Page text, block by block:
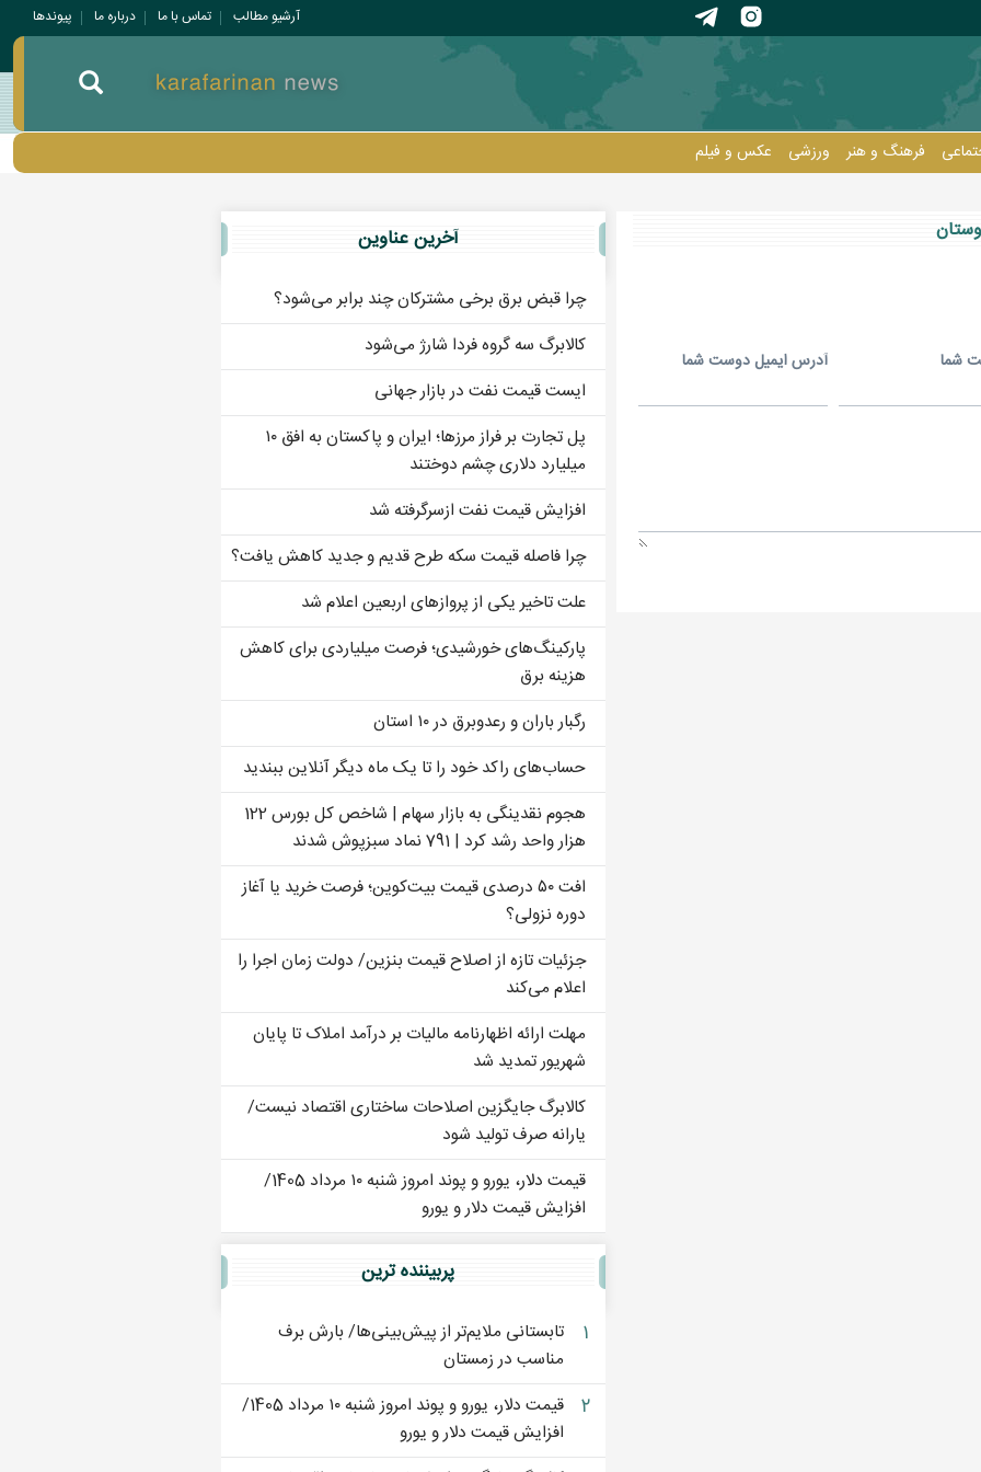
آرشیو مطالب تماس با ما درباره ما پيوندها
فرهنگ و هنر ورزشی عکس و فيلم
شما آدرس ايميل دوست شما
آخرين عناوين
چرا قبض برق برخی مشترکان چند برابر می‌شود؟
کالابرگ سه گروه فردا شارژ می‌شود
ایست قیمت نفت در بازار جهانی
پل تجارت بر فراز مرزها؛ ایران و پاکستان به افق ۱۰
میلیارد دلاری چشم دوختند
افزایش قیمت نفت ازسرگرفته شد
چرا فاصله قیمت سکه طرح قدیم و جدید کاهش یافت؟
علت تاخیر یکی از پروازهای اربعین اعلام شد
پارکینگ‌های خورشیدی؛ فرصت میلیاردی برای کاهش
هزینه برق
رگبار باران و رعدوبرق در ۱۰ استان
حساب‌های راکد خود را تا یک ماه دیگر آنلاین ببندید
هجوم نقدینگی به بازار سهام | شاخص کل بورس 122
هزار واحد رشد کرد | 791 نماد سبزپوش شدند
افت ۵۰ درصدی قیمت بیت‌کوین؛ فرصت خرید یا آغاز
دوره نزولی؟
جزئیات تازه از اصلاح قیمت بنزین/ دولت زمان اجرا را
اعلام می‌کند
مهلت ارائه اظهارنامه مالیات بر درآمد املاک تا پایان
شهریور تمدید شد
کالابرگ جایگزین اصلاحات ساختاری اقتصاد نیست/
یارانه صرف تولید شود
قیمت دلار، یورو و پوند امروز شنبه ۱۰ مرداد 1405/
افزایش قیمت دلار و یورو
پربيننده ترين
۱
تابستانی ملایم‌تر از پیش‌بینی‌ها/ بارش برف
مناسب در زمستان
۲
قیمت دلار، یورو و پوند امروز شنبه ۱۰ مرداد 1405/
افزایش قیمت دلار و یورو